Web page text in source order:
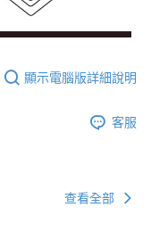
顯示電腦版詳細說明
客服
查看全部